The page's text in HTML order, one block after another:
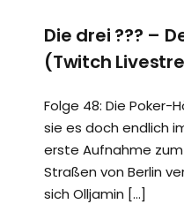
Die drei ??? –
(Twitch
Folge 48: Die Poker-
sie es doch endlich
erste Aufnahme
Straßen von Berlin
sich Olljamin […]